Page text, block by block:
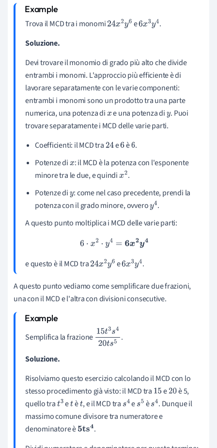
Trova il MCD tra i monomi24x2y6 e6x3y4 .
Soluzione.
Devi trovare il monomio di grado più alto che divide
entrambi i monomi. L'approccio più efficiente è di
lavorare separatamente con le varie componenti:
entrambi i monomi sono un prodotto tra una parte
numerica, una potenza dix e una potenza diy. Puoi
trovare separatamente i MCD delle varie parti.
Coefficienti: il MCD tra24 e6è6.
Potenze dix : il MCD è la potenza con l'esponente
minore tra le due, e quindix2 .
Potenze diy: come nel caso precedente, prendi la
potenza con il grado minore, ovveroy4.
A questo punto moltiplica i MCD delle varie parti:
6⋅x 2⋅y4 =6 x2y4
e questo è il MCD tra24x2y6 e6x3y4 .
A questo punto vediamo come semplificare due frazioni,
una con il MCD e l'altra con divisioni consecutive.
Semplifica la frazione 15t3s42 .
Soluzione.
Risolviamo questo esercizio calcolando il MCD con lo
stesso procedimento già visto: il MCD tra 15 e20 è 5,
quello trat3etèt, e il MCD tra s4es5 ès4. Dunque il
massimo comune divisore tra numeratore e
denominatore è5ts4 .